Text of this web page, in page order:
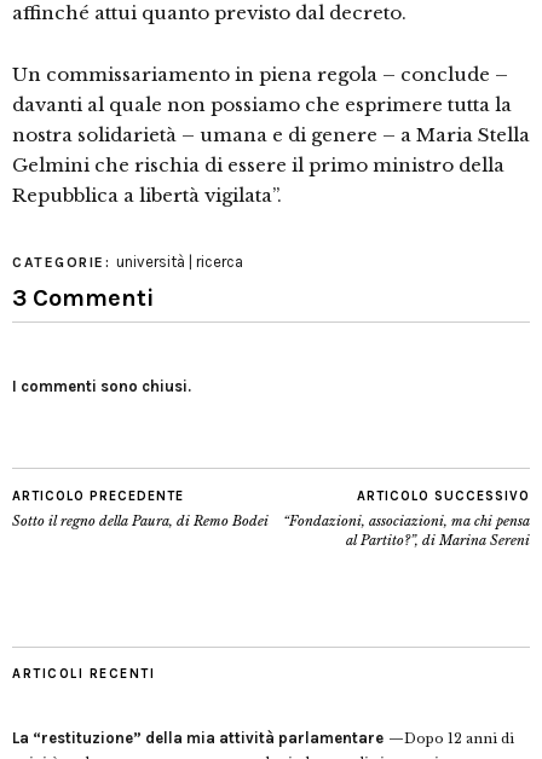
affinché attui quanto previsto dal decreto.
Un commissariamento in piena regola – conclude –
davanti al quale non possiamo che esprimere tutta la
nostra solidarietà – umana e di genere – a Maria Stella
Gelmini che rischia di essere il primo ministro della
Repubblica a libertà vigilata”.
CATEGORIE: università | ricerca
3 Commenti
I commenti sono chiusi.
ARTICOLO PRECEDENTE
Sotto il regno della Paura, di Remo Bodei
ARTICOLO SUCCESSIVO
“Fondazioni, associazioni, ma chi pensa
al Partito?”, di Marina Sereni
ARTICOLI RECENTI
La “restituzione” della mia attività parlamentare
Dopo 12 anni di